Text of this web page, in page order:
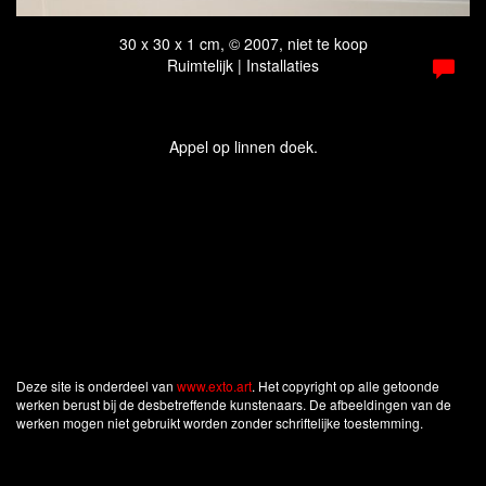
30 x 30 x 1 cm, © 2007, niet te koop
Ruimtelijk | Installaties
Appel op linnen doek.
Deze site is onderdeel van www.exto.art. Het copyright op alle getoonde
werken berust bij de desbetreffende kunstenaars. De afbeeldingen van de
werken mogen niet gebruikt worden zonder schriftelijke toestemming.